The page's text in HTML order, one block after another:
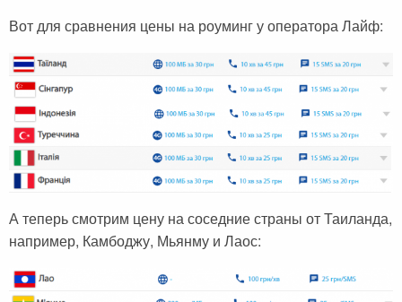
Черногория
Хорватия
Прага
Албания
Иордания
Мальдивские острова
Занзибар
Достопримечательности
Аэропорты
Италия
Кипр
Мадейра
Мальдивы
Мексика
Польша
Турция
Вот для сравнения цены на роуминг у оператора Лайф:
А теперь смотрим цену на соседние страны от Таиланда,
например, Камбоджу, Мьянму и Лаос: